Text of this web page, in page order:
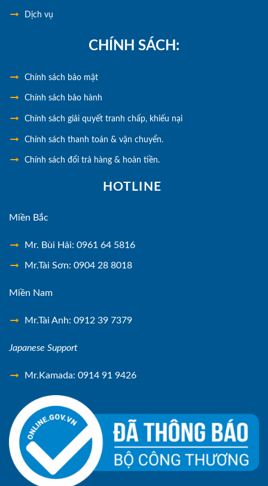
Dịch vụ
CHÍNH SÁCH:
Chính sách bảo mật
Chính sách bảo hành
Chính sách giải quyết tranh chấp, khiếu nại
Chính sách thanh toán & vận chuyển.
Chính sách đổi trả hàng & hoàn tiền.
HOTLINE
Miền Bắc
Mr. Bùi Hải: 0961 64 5816
Mr.Tài Sơn: 0904 28 8018
Miền Nam
Mr.Tài Anh: 0912 39 7379
Japanese Support
Mr.Kamada: 0914 91 9426